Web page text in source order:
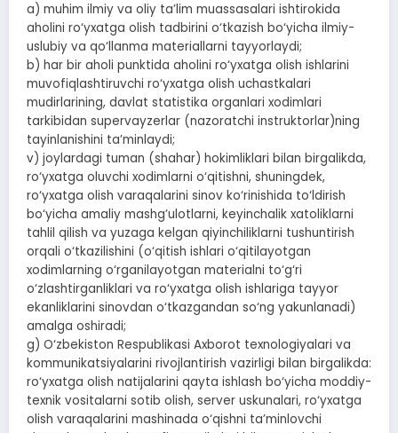
a) muhim ilmiy va oliy ta’lim muassasalari ishtirokida
aholini ro‘yxatga olish tadbirini o‘tkazish bo‘yicha ilmiy-
uslubiy va qo‘llanma materiallarni tayyorlaydi;
b) har bir aholi punktida aholini ro‘yxatga olish ishlarini
muvofiqlashtiruvchi ro‘yxatga olish uchastkalari
mudirlarining, davlat statistika organlari xodimlari
tarkibidan supervayzerlar (nazoratchi instruktorlar)ning
tayinlanishini ta’minlaydi;
v) joylardagi tuman (shahar) hokimliklari bilan birgalikda,
ro‘yxatga oluvchi xodimlarni o‘qitishni, shuningdek,
ro‘yxatga olish varaqalarini sinov ko‘rinishida to‘ldirish
bo‘yicha amaliy mashg’ulotlarni, keyinchalik xatoliklarni
tahlil qilish va yuzaga kelgan qiyinchiliklarni tushuntirish
orqali o‘tkazilishini (o‘qitish ishlari o‘qitilayotgan
xodimlarning o‘rganilayotgan materialni to‘g‘ri
o‘zlashtirganliklari va ro‘yxatga olish ishlariga tayyor
ekanliklarini sinovdan o‘tkazgandan so‘ng yakunlanadi)
amalga oshiradi;
g) O‘zbekiston Respublikasi Axborot texnologiyalari va
kommunikatsiyalarini rivojlantirish vazirligi bilan birgalikda:
ro‘yxatga olish natijalarini qayta ishlash bo‘yicha moddiy-
texnik vositalarni sotib olish, server uskunalari, ro‘yxatga
olish varaqalarini mashinada o‘qishni ta’minlovchi